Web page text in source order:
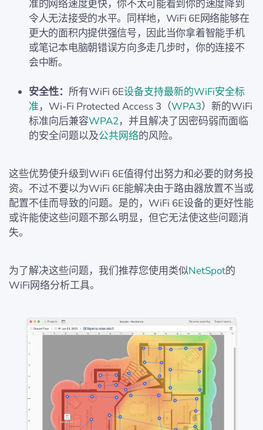
准的网络速度更快，你不太可能看到你的速度降到
令人无法接受的水平。同样地，WiFi 6E网络能够在
更大的面积内提供强信号，因此当你拿着智能手机
或笔记本电脑朝错误方向多走几步时，你的连接不
会中断。
安全性： 所有WiFi 6E设备支持最新的WiFi安全标
准，Wi-Fi Protected Access 3（WPA3）新的WiFi
标准向后兼容WPA2，并且解决了因密码弱而面临
的安全问题以及公共网络的风险。
这些优势使升级到WiFi 6E值得付出努力和必要的财务投
资。不过不要以为WiFi 6E能解决由于路由器放置不当或
配置不佳而导致的问题。是的，WiFi 6E设备的更好性能
或许能使这些问题不那么明显，但它无法使这些问题消
失。
为了解决这些问题，我们推荐您使用类似NetSpot的
WiFi网络分析工具。